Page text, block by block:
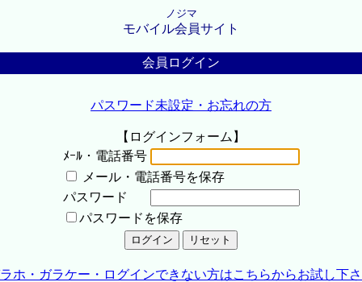
ノジマ
モバイル会員サイト
会員ログイン
パスワード未設定・お忘れの方
【ログインフォーム】
ﾒｰﾙ・電話番号
メール・電話番号を保存
パスワード
パスワードを保存
ホ・ガラケー・ログインできない方はこちらからお試し下